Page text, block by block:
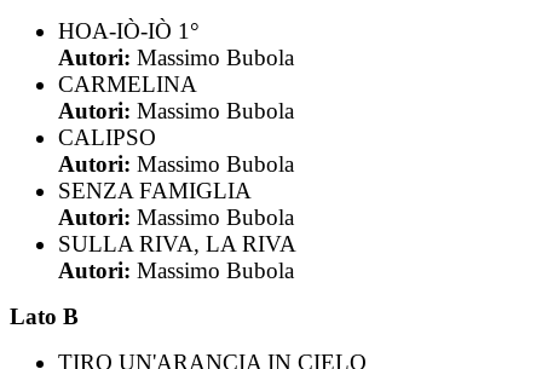
HOA-IÒ-IÒ 1°
Autori: Massimo Bubola
CARMELINA
Autori: Massimo Bubola
CALIPSO
Autori: Massimo Bubola
SENZA FAMIGLIA
Autori: Massimo Bubola
SULLA RIVA, LA RIVA
Autori: Massimo Bubola
Lato B
TIRO UN'ARANCIA IN CIELO